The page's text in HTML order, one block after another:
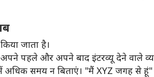
जाता है।
अपने पहले और अपने बाद इंटरव्यू देने वाले
अधिक समय न बिताएं। "मैं XYZ जगह से